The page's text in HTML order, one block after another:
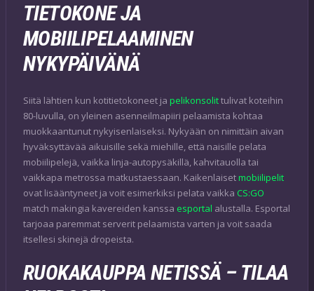
TIETOKONE JA
MOBIILIPELAAMINEN
NYKYPÄIVÄNÄ
Siitä lähtien kun kotitietokoneet ja pelikonsolittulivat koteihin
80-luvulla, on yleinen asenneilmapiiri pelaamista kohtaa
muokkaantunut nykyisenlaiseksi. Nykyään on nimittäin aivan
hyväksyttävää aikuisille sekä miehille, että naisille pelata
mobiilipelejä, vaikka linja-autopysäkillä, kahvitauolla tai
vaikkapa metrossa matkustaessaan. Kaikenlaisetmobiilipelit
ovat lisääntyneet ja voit esimerkiksi pelata vaikka CS:GO
match makingia kavereiden kanssa esportal alustalla. Esportal
tarjoaa paremmat serverit pelaamista varten ja voit saada
itsellesi skinejä dropeista.
RUOKAKAUPPA NETISSÄ – TILAA